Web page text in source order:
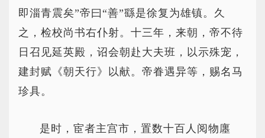
即淄青震矣”帝曰“善”繇是徐复为雄镇。久
之，检校尚书右仆射。十三年，来朝，帝不待
日召见延英殿，诏会朝赴大夫班，以示殊宠，
建封赋《朝天行》以献。帝眷遇异等，赐名马
珍具。
是时，宦者主宫市，置数十百人阅物廛